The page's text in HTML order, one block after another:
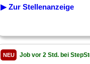
▶ Zur Stellenanzeige
NEU Job vor 2 Std. bei